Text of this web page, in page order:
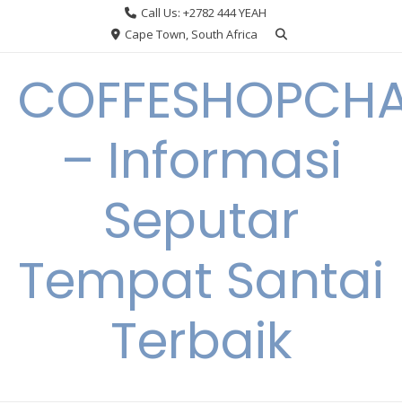
Call Us: +2782 444 YEAH
Cape Town, South Africa
– Informasi
Seputar
Tempat Santai
Terbaik